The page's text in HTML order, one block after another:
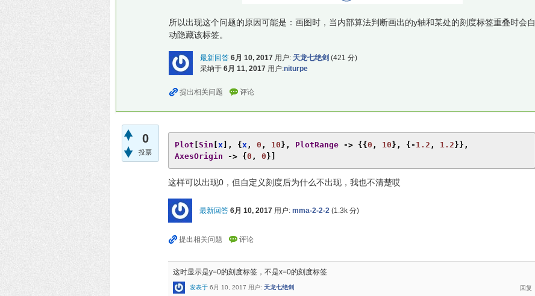
所以出现这个问题的原因可能是：画图时，当内部算法判断画出的y轴和某处的刻度标签重叠时会自
动隐藏该标签。
最新回答 6月 10, 2017 用户: 天龙七绝剑 (421 分)
采纳于 6月 11, 2017 用户:niturpe
0
投票
Plot [Sin [x ], {x , 0 , 10}, PlotRange -> {{0 , 10}, {- 1.2 , 1.2}},
AxesOrigin
-> {0 , 0}]
这样可以出现0，但自定义刻度后为什么不出现，我也不清楚哎
最新回答 6月 10, 2017 用户: mma-2-2-2 (1.3k 分)
这时显示是y=0的刻度标签，不是x=0的刻度标签
发表于 6月 10, 2017 用户: 天龙七绝剑